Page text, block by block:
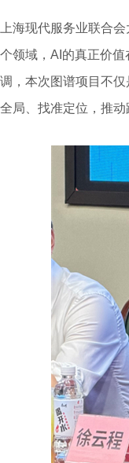
上海现代服务业联合
个领域，AI的真正价
调，本次图谱项目不
全局、找准定位，推